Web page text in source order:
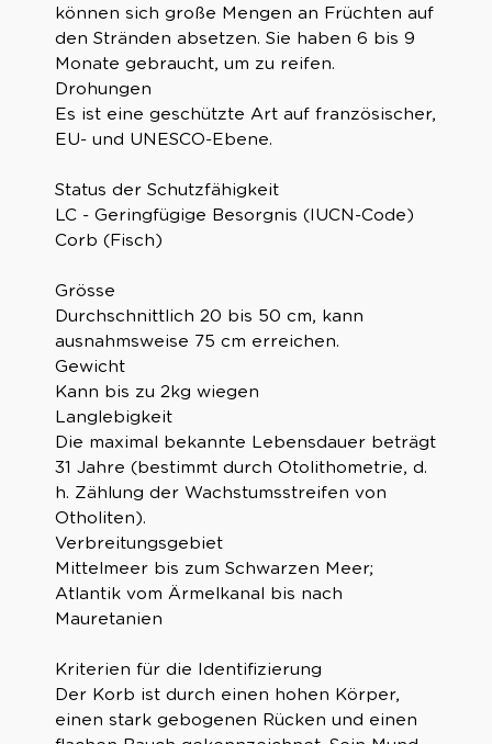
können sich große Mengen an Früchten auf
den Stränden absetzen. Sie haben 6 bis 9
Monate gebraucht, um zu reifen.
Drohungen
Es ist eine geschützte Art auf französischer,
EU- und UNESCO-Ebene.
Status der Schutzfähigkeit
LC - Geringfügige Besorgnis (IUCN-Code)
Corb (Fisch)
Grösse
Durchschnittlich 20 bis 50 cm, kann
ausnahmsweise 75 cm erreichen.
Gewicht
Kann bis zu 2kg wiegen
Langlebigkeit
Die maximal bekannte Lebensdauer beträgt
31 Jahre (bestimmt durch Otolithometrie, d.
h. Zählung der Wachstumsstreifen von
Otholiten).
Verbreitungsgebiet
Mittelmeer bis zum Schwarzen Meer;
Atlantik vom Ärmelkanal bis nach
Mauretanien
Kriterien für die Identifizierung
Der Korb ist durch einen hohen Körper,
einen stark gebogenen Rücken und einen